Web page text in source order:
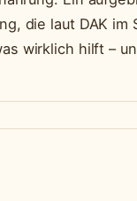
die laut DAK im
wirklich hilft –